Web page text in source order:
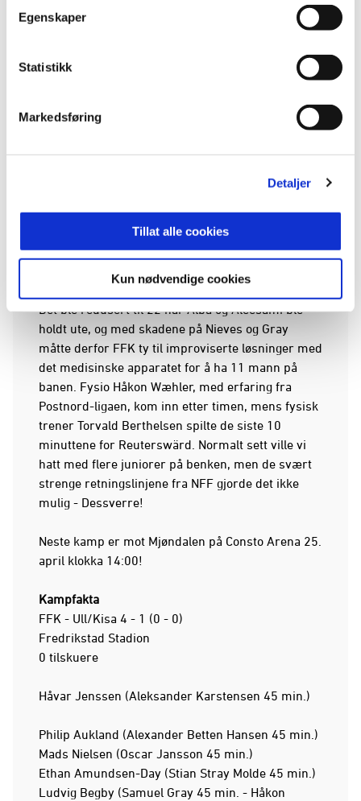
Egenskaper
Statistikk
Markedsføring
Detaljer
Tillat alle cookies
Kun nødvendige cookies
corner etter at gjestene nesten hadde satt ballen i
eget mål. Corneren kranglet Stian Stray Molde inn i
Getz, han banket til på et innlegg fra høyre og
hjørnet.
På slutten reduserte Ull/Kisa med en flott scoring
etter pent spill på venstresiden. Inne foran mål
ventet Mikkel Rakneberg som snudde og banket
ballen opp i krysset, pent gjort av unggutten!.
Lørdag hadde FFK 24 spillere klare til kamp i dag.
Det ble redusert til 22 når Alba og Aleesami ble
holdt ute, og med skadene på Nieves og Gray
måtte derfor FFK ty til improviserte løsninger med
det medisinske apparatet for å ha 11 mann på
banen. Fysio Håkon Wæhler, med erfaring fra
Postnord-ligaen, kom inn etter timen, mens fysisk
trener Torvald Berthelsen spilte de siste 10
minuttene for Reuterswärd. Normalt sett ville vi
hatt med flere juniorer på benken, men de svært
strenge retningslinjene fra NFF gjorde det ikke
mulig - Dessverre!
Neste kamp er mot Mjøndalen på Consto Arena 25.
april klokka 14:00!
Kampfakta
FFK - Ull/Kisa 4 - 1 (0 - 0)
Fredrikstad Stadion
0 tilskuere
Håvar Jenssen (Aleksander Karstensen 45 min.)
Philip Aukland (Alexander Betten Hansen 45 min.)
Mads Nielsen (Oscar Jansson 45 min.)
Ethan Amundsen-Day (Stian Stray Molde 45 min.)
Ludvig Begby (Samuel Gray 45 min. - Håkon